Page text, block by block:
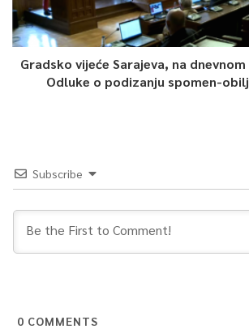
Gradsko vijeće Sarajeva, na
Odluke o podizanju spomen-
Subscribe
0 COMMENTS